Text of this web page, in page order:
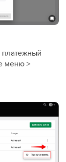
платежный
меню >